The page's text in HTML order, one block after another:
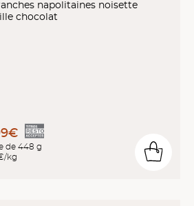
napolitaines noisette
chocolat
de 448 g
kg